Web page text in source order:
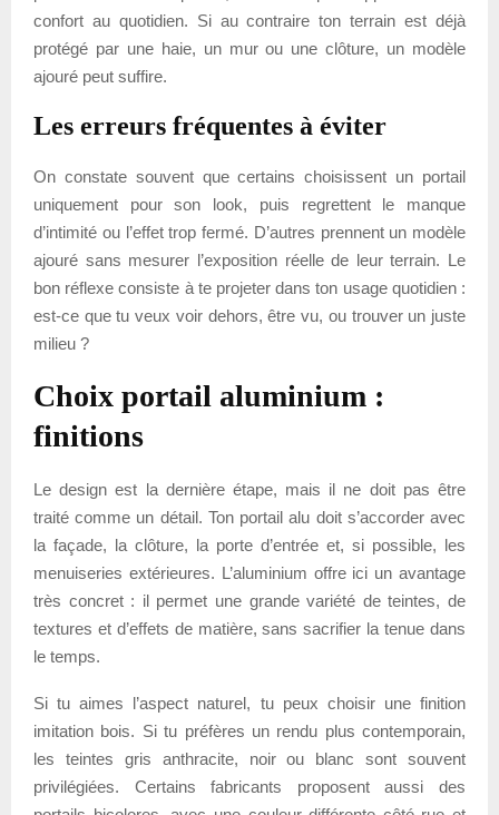
confort au quotidien. Si au contraire ton terrain est déjà
protégé par une haie, un mur ou une clôture, un modèle
ajouré peut suffire.
Les erreurs fréquentes à éviter
On constate souvent que certains choisissent un portail
uniquement pour son look, puis regrettent le manque
d’intimité ou l’effet trop fermé. D’autres prennent un modèle
ajouré sans mesurer l’exposition réelle de leur terrain. Le
bon réflexe consiste à te projeter dans ton usage quotidien :
est-ce que tu veux voir dehors, être vu, ou trouver un juste
milieu ?
Choix portail aluminium :
finitions
Le design est la dernière étape, mais il ne doit pas être
traité comme un détail. Ton portail alu doit s’accorder avec
la façade, la clôture, la porte d’entrée et, si possible, les
menuiseries extérieures. L’aluminium offre ici un avantage
très concret : il permet une grande variété de teintes, de
textures et d’effets de matière, sans sacrifier la tenue dans
le temps.
Si tu aimes l’aspect naturel, tu peux choisir une finition
imitation bois. Si tu préfères un rendu plus contemporain,
les teintes gris anthracite, noir ou blanc sont souvent
privilégiées. Certains fabricants proposent aussi des